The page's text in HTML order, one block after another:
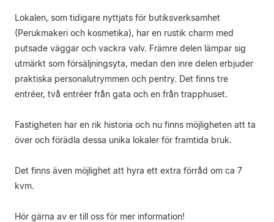
Lokalen, som tidigare nyttjats för butiksverksamhet
(Perukmakeri och kosmetika), har en rustik charm med
putsade väggar och vackra valv. Främre delen lämpar sig
utmärkt som försäljningsyta, medan den inre delen erbjuder
praktiska personalutrymmen och pentry. Det finns tre
entréer, två entréer från gata och en från trapphuset.
Fastigheten har en rik historia och nu finns möjligheten att ta
över och förädla dessa unika lokaler för framtida bruk.
Det finns även möjlighet att hyra ett extra förråd om ca 7
kvm.
Hör gärna av er till oss för mer information!